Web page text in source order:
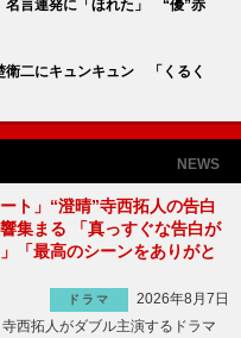
名言連発に「ほれた」 “優”赤
衛二にキュンキュン 「くるく
NEWS
ート」“澄晴”寺西拓人の告白
集まる 「真っすぐな告白が
「最高のシーンをありがと
ドラマ
2026年8月7日
西拓人がダブル主演するドラマ